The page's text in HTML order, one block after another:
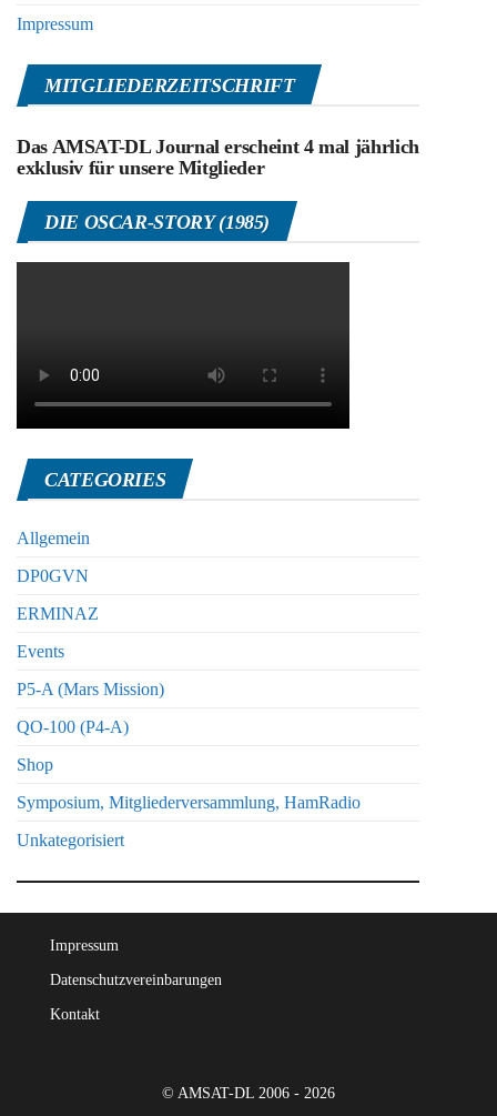
Impressum
MITGLIEDERZEITSCHRIFT
Das AMSAT-DL Journal erscheint 4 mal jährlich
exklusiv für unsere Mitglieder
DIE OSCAR-STORY (1985)
CATEGORIES
Allgemein
DP0GVN
ERMINAZ
Events
P5-A (Mars Mission)
QO-100 (P4-A)
Shop
Symposium, Mitgliederversammlung, HamRadio
Unkategorisiert
Impressum
Datenschutzvereinbarungen
Kontakt
© AMSAT-DL 2006 - 2026